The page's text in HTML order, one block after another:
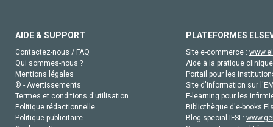
AIDE & SUPPORT
Contactez-nous / FAQ
Qui sommes-nous ?
Mentions légales
© - Avertissements
Termes et conditions d'utilisation
Politique rédactionnelle
Politique publicitaire
PLATEFORMES
Site e-commerce :
Aide à la pratique
Portail pour les
Site d'information sur
E-learning pour les
Bibliothèque d'e-books
Blog special IFSI :